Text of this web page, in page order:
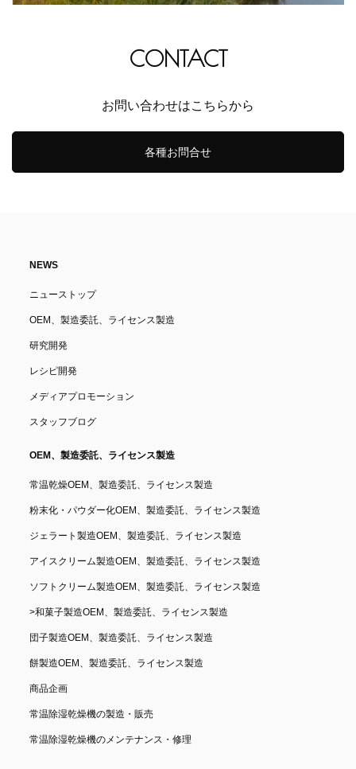
CONTACT
お問い合わせはこちらから
各種お問合せ
NEWS
ニューストップ
OEM、製造委託、ライセンス製造
研究開発
レシピ開発
メディアプロモーション
スタッフブログ
OEM、製造委託、ライセンス製造
常温乾燥OEM、製造委託、ライセンス製造
粉末化・パウダー化OEM、製造委託、ライセンス製造
ジェラート製造OEM、製造委託、ライセンス製造
アイスクリーム製造OEM、製造委託、ライセンス製造
ソフトクリーム製造OEM、製造委託、ライセンス製造
>和菓子製造OEM、製造委託、ライセンス製造
団子製造OEM、製造委託、ライセンス製造
餅製造OEM、製造委託、ライセンス製造
商品企画
常温除湿乾燥機の製造・販売
常温除湿乾燥機のメンテナンス・修理